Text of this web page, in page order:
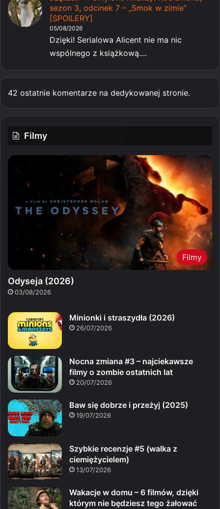
sezon 3, odcinek 7 – „Smok w zimie”
[SPOILERY]
05/08/2026
Dzięki! Serialowa Alicent nie ma nic
wspólnego z książkową....
42 ostatnie komentarze na dedykowanej stronie.
Filmy
Filmy
Odyseja (2026)
03/08/2026
Minionki i straszydła (2026)
26/07/2026
Nocna zmiana #3 – najciekawsze
filmy o zombie ostatnich lat
20/07/2026
Baw się dobrze i przeżyj (2025)
19/07/2026
Szybkie recenzje #5 (walka z
ciemiężycielem)
13/07/2026
Wakacje w domu – 6 filmów, dzięki
którym nie będziesz tego żałować